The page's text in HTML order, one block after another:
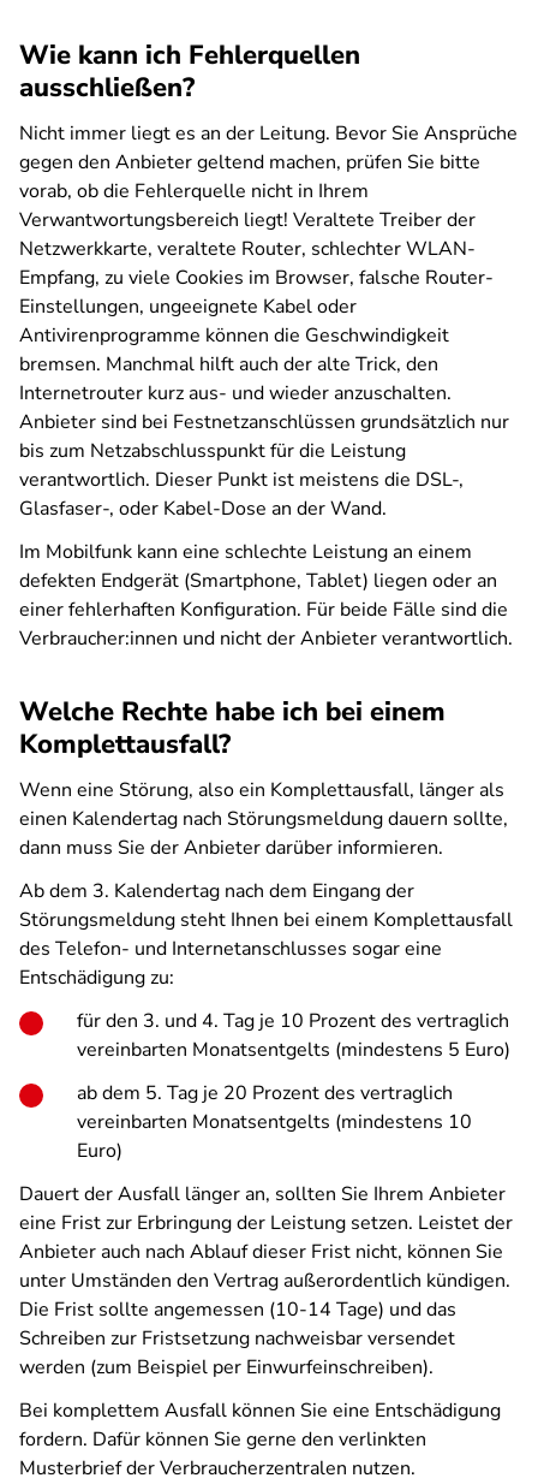
Wie kann ich Fehlerquellen
ausschließen?
Nicht immer liegt es an der Leitung. Bevor Sie Ansprüche
gegen den Anbieter geltend machen, prüfen Sie bitte
vorab, ob die Fehlerquelle nicht in Ihrem
Verwantwortungsbereich liegt! Veraltete Treiber der
Netzwerkkarte, veraltete Router, schlechter WLAN-
Empfang, zu viele Cookies im Browser, falsche Router-
Einstellungen, ungeeignete Kabel oder
Antivirenprogramme können die Geschwindigkeit
bremsen. Manchmal hilft auch der alte Trick, den
Internetrouter kurz aus- und wieder anzuschalten.
Anbieter sind bei Festnetzanschlüssen grundsätzlich nur
bis zum Netzabschlusspunkt für die Leistung
verantwortlich. Dieser Punkt ist meistens die DSL-,
Glasfaser-, oder Kabel-Dose an der Wand.
Im Mobilfunk kann eine schlechte Leistung an einem
defekten Endgerät (Smartphone, Tablet) liegen oder an
einer fehlerhaften Konfiguration. Für beide Fälle sind die
Verbraucher:innen und nicht der Anbieter verantwortlich.
Welche Rechte habe ich bei einem
Komplettausfall?
Wenn eine Störung, also ein Komplettausfall, länger als
einen Kalendertag nach Störungsmeldung dauern sollte,
dann muss Sie der Anbieter darüber informieren.
Ab dem 3. Kalendertag nach dem Eingang der
Störungsmeldung steht Ihnen bei einem Komplettausfall
des Telefon- und Internetanschlusses sogar eine
Entschädigung zu:
für den 3. und 4. Tag je 10 Prozent des vertraglich
vereinbarten Monatsentgelts (mindestens 5 Euro)
ab dem 5. Tag je 20 Prozent des vertraglich
vereinbarten Monatsentgelts (mindestens 10
Euro)
Dauert der Ausfall länger an, sollten Sie Ihrem Anbieter
eine Frist zur Erbringung der Leistung setzen. Leistet der
Anbieter auch nach Ablauf dieser Frist nicht, können Sie
unter Umständen den Vertrag außerordentlich kündigen.
Die Frist sollte angemessen (10-14 Tage) und das
Schreiben zur Fristsetzung nachweisbar versendet
werden (zum Beispiel per Einwurfeinschreiben).
Bei komplettem Ausfall können Sie eine Entschädigung
fordern. Dafür können Sie gerne den verlinkten
Musterbrief der Verbraucherzentralen nutzen.